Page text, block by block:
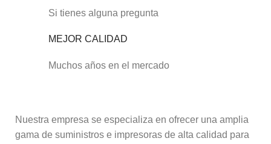
Si tienes alguna pregunta
MEJOR CALIDAD
Muchos años en el mercado
Nuestra empresa se especializa en ofrecer una amplia
gama de suministros e impresoras de alta calidad para